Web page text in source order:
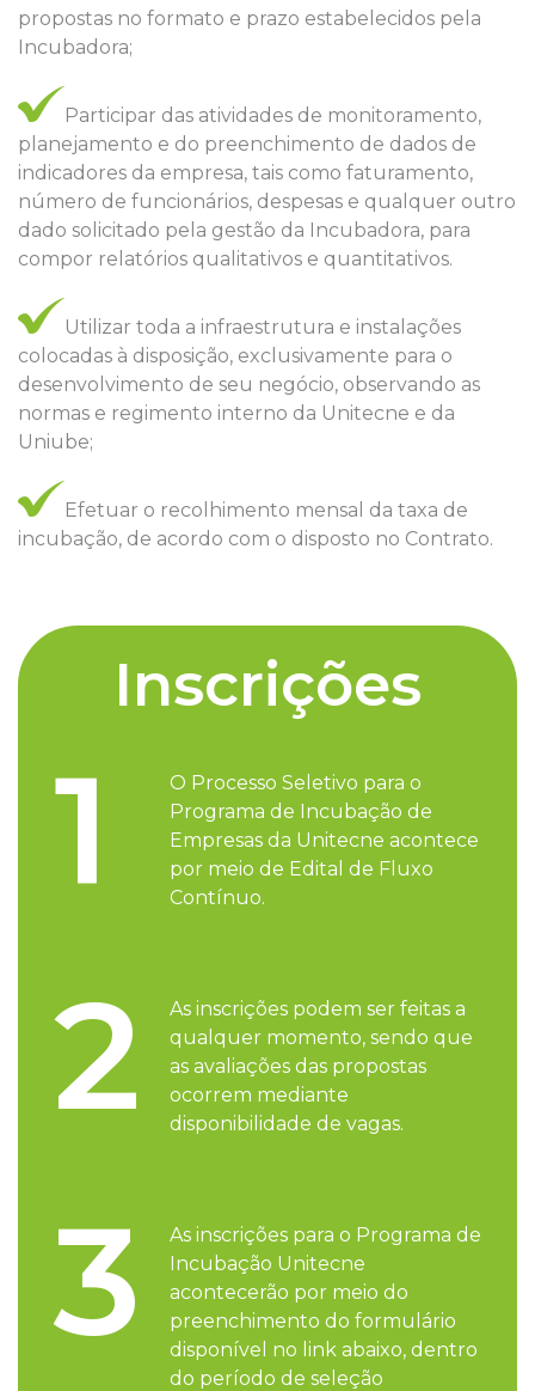
propostas no formato e prazo estabelecidos pela
Incubadora;
Participar das atividades de monitoramento,
planejamento e do preenchimento de dados de
indicadores da empresa, tais como faturamento,
número de funcionários, despesas e qualquer outro
dado solicitado pela gestão da Incubadora, para
compor relatórios qualitativos e quantitativos.
Utilizar toda a infraestrutura e instalações
colocadas à disposição, exclusivamente para o
desenvolvimento de seu negócio, observando as
normas e regimento interno da Unitecne e da
Uniube;
Efetuar o recolhimento mensal da taxa de
incubação, de acordo com o disposto no Contrato.
Inscrições
1
O Processo Seletivo para o
Programa de Incubação de
Empresas da Unitecne acontece
por meio de Edital de Fluxo
Contínuo.
2
As inscrições podem ser feitas a
qualquer momento, sendo que
as avaliações das propostas
ocorrem mediante
disponibilidade de vagas.
3
As inscrições para o Programa de
Incubação Unitecne
acontecerão por meio do
preenchimento do formulário
disponível no link abaixo, dentro
do período de seleção